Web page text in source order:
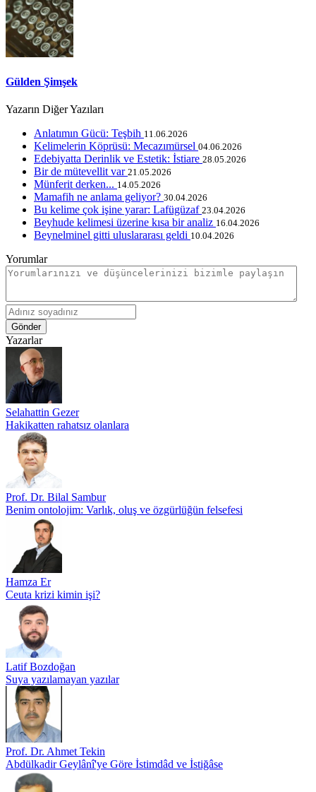
Gülden Şimşek
Yazarın Diğer Yazıları
Anlatımın Gücü: Teşbih 11.06.2026
Kelimelerin Köprüsü: Mecazımürsel 04.06.2026
Edebiyatta Derinlik ve Estetik: İstiare 28.05.2026
Bir de mütevellit var 21.05.2026
Münferit derken... 14.05.2026
Mamafih ne anlama geliyor? 30.04.2026
Bu kelime çok işine yarar: Lafügüzaf 23.04.2026
Beyhude kelimesi üzerine kısa bir analiz 16.04.2026
Beynelminel gitti uluslararası geldi 10.04.2026
Yorumlar
Gönder
Yazarlar
Selahattin Gezer
Hakikatten rahatsız olanlara
Prof. Dr. Bilal Sambur
Benim ontolojim: Varlık, oluş ve özgürlüğün felsefesi
Hamza Er
Ceuta krizi kimin işi?
Latif Bozdoğan
Suya yazılamayan yazılar
Prof. Dr. Ahmet Tekin
Abdülkadir Geylânî'ye Göre İstimdâd ve İstiğâse